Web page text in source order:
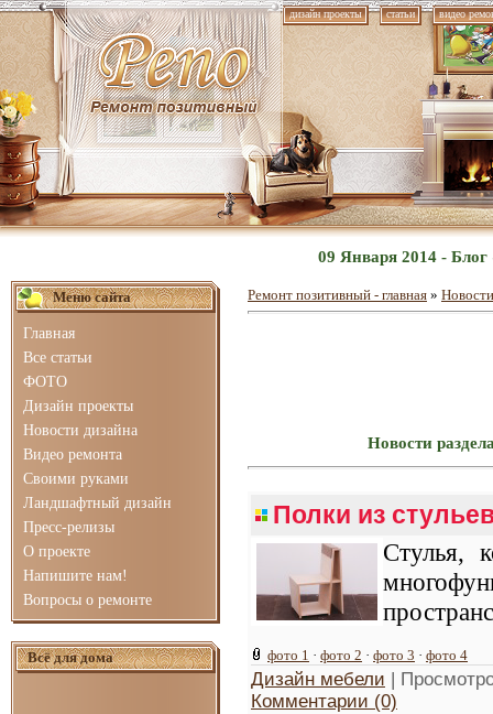
дизайн проекты статьи видео
09 Января 2014 -
Меню сайта
Главная
Все статьи
ФОТО
Дизайн проекты
Новости дизайна
Видео ремонта
Своими руками
Ландшафтный дизайн
Пресс-релизы
О проекте
Напишите нам!
Вопросы о ремонте
Всё для дома
Ремонт позитивный - главная »
Новости
Полки из
Стулья,
фото 1 · фото 2 · фото 3 · фото 4
Дизайн мебели |
Комментарии (0)